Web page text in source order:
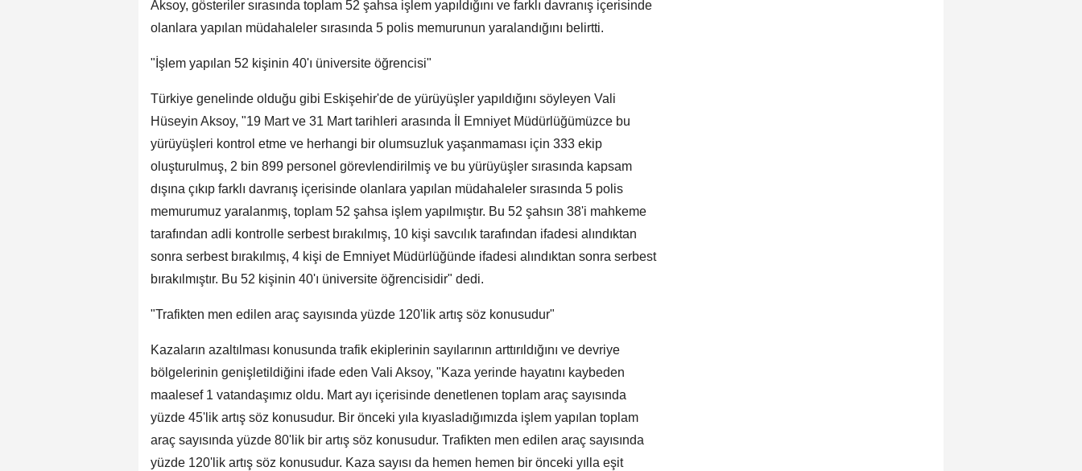
Aksoy, gösteriler sırasında toplam 52 şahsa işlem yapıldığını ve farklı davranış içerisinde
olanlara yapılan müdahaleler sırasında 5 polis memurunun yaralandığını belirtti.
"İşlem yapılan 52 kişinin 40'ı üniversite öğrencisi"
Türkiye genelinde olduğu gibi Eskişehir'de de yürüyüşler yapıldığını söyleyen Vali
Hüseyin Aksoy, "19 Mart ve 31 Mart tarihleri arasında İl Emniyet Müdürlüğümüzce bu
yürüyüşleri kontrol etme ve herhangi bir olumsuzluk yaşanmaması için 333 ekip
oluşturulmuş, 2 bin 899 personel görevlendirilmiş ve bu yürüyüşler sırasında kapsam
dışına çıkıp farklı davranış içerisinde olanlara yapılan müdahaleler sırasında 5 polis
memurumuz yaralanmış, toplam 52 şahsa işlem yapılmıştır. Bu 52 şahsın 38'i mahkeme
tarafından adli kontrolle serbest bırakılmış, 10 kişi savcılık tarafından ifadesi alındıktan
sonra serbest bırakılmış, 4 kişi de Emniyet Müdürlüğünde ifadesi alındıktan sonra serbest
bırakılmıştır. Bu 52 kişinin 40'ı üniversite öğrencisidir" dedi.
"Trafikten men edilen araç sayısında yüzde 120'lik artış söz konusudur"
Kazaların azaltılması konusunda trafik ekiplerinin sayılarının arttırıldığını ve devriye
bölgelerinin genişletildiğini ifade eden Vali Aksoy, "Kaza yerinde hayatını kaybeden
maalesef 1 vatandaşımız oldu. Mart ayı içerisinde denetlenen toplam araç sayısında
yüzde 45'lik artış söz konusudur. Bir önceki yıla kıyasladığımızda işlem yapılan toplam
araç sayısında yüzde 80'lik bir artış söz konusudur. Trafikten men edilen araç sayısında
yüzde 120'lik artış söz konusudur. Kaza sayısı da hemen hemen bir önceki yılla eşit